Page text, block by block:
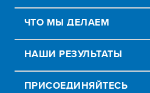
ЧТО МЫ ДЕЛАЕМ
НАШИ РЕЗУЛЬТАТЫ
ПРИСОЕДИНЯЙТЕСЬ